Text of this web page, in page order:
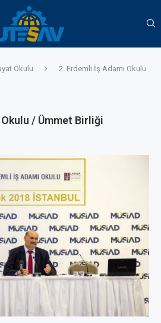
Okulu
2. Erdemli İş Adamı Okulu
Okulu / Ümmet Birliği